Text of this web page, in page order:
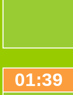
01:39